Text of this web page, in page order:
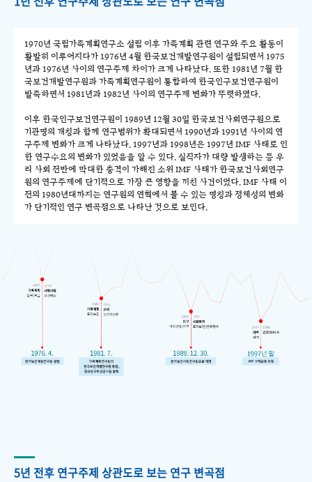
1970년 국립가족계획연구소 설립 이후 가족계획 관련 연구와 주요 활동이
활발히 이루어지다가 1976년 4월 한국보건개발연구원이 설립되면서 1975
년과 1976년 사이의 연구주제 차이가 크게 나타났다. 또한 1981년 7월 한
국보건개발연구원과 가족계획연구원이 통합하여 한국인구보건연구원이
발족하면서 1981년과 1982년 사이의 연구주제 변화가 뚜렷하였다.
이후 한국인구보건연구원이 1989년 12월 30일 한국보건사회연구원으로
기관명의 개칭과 함께 연구범위가 확대되면서 1990년과 1991년 사이의 연
구주제 변화가 크게 나타났다. 1997년과 1998년은 1997년 IMF 사태로 인
한 연구수요의 변화가 있었음을 알 수 있다. 실직자가 대량 발생하는 등 우
리 사회 전반에 막대한 충격이 가해진 소위 IMF 사태가 한국보건사회연구
원의 연구주제에 단기적으로 가장 큰 영향을 끼친 사건이었다. IMF 사태 이
전의 1980년대까지는 연구원의 연혁에서 볼 수 있는 명칭과 정체성의 변화
가 단기적인 연구 변곡점으로 나타난 것으로 보인다.
5년 전후 연구주제 상관도로 보는 연구 변곡점